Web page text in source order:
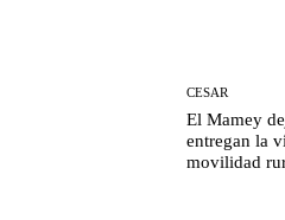
CESAR
El Mamey
entregan la
movilidad